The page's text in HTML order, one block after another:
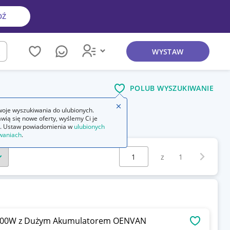
WYSTAW
POLUB WYSZUKIWANIE
Wybierz stronę:
z 1
z Dużym Akumulatorem OENVAN
wyszukiwania do ulubionych.
się nowe oferty, wyślemy Ci je
Ustaw powiadomienia w ulubionych
.
Zamknij wskazówkę